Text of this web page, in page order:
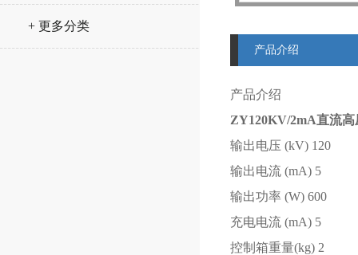
+ 更多分类
产品介绍
产品介绍
ZY120KV/2mA直流高
输出电压 (kV) 120
输出电流 (mA) 5
输出功率 (W) 600
充电电流 (mA) 5
控制箱重量(kg) 2